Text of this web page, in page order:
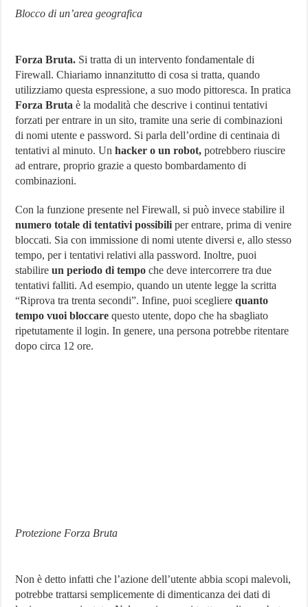
Blocco di un’area geografica
Forza Bruta. Si tratta di un intervento fondamentale di
Firewall. Chiariamo innanzitutto di cosa si tratta, quando
utilizziamo questa espressione, a suo modo pittoresca. In pratica
Forza Bruta è la modalità che descrive i continui tentativi
forzati per entrare in un sito, tramite una serie di combinazioni
di nomi utente e password. Si parla dell’ordine di centinaia di
tentativi al minuto. Unhacker o un robot, potrebbero riuscire
ad entrare, proprio grazie a questo bombardamento di
combinazioni.
Con la funzione presente nel Firewall, si può invece stabilire il
numero totale di tentativi possibili per entrare, prima di venire
bloccati. Sia con immissione di nomi utente diversi e, allo stesso
tempo, per i tentativi relativi alla password. Inoltre, puoi
stabilireun periodo di tempo che deve intercorrere tra due
tentativi falliti. Ad esempio, quando un utente legge la scritta
“Riprova tra trenta secondi”. Infine, puoi sceglierequanto
tempo vuoi bloccare questo utente, dopo che ha sbagliato
ripetutamente il login. In genere, una persona potrebbe ritentare
dopo circa 12 ore.
Protezione Forza Bruta
Non è detto infatti che l’azione dell’utente abbia scopi malevoli,
potrebbe trattarsi semplicemente di dimenticanza dei dati di